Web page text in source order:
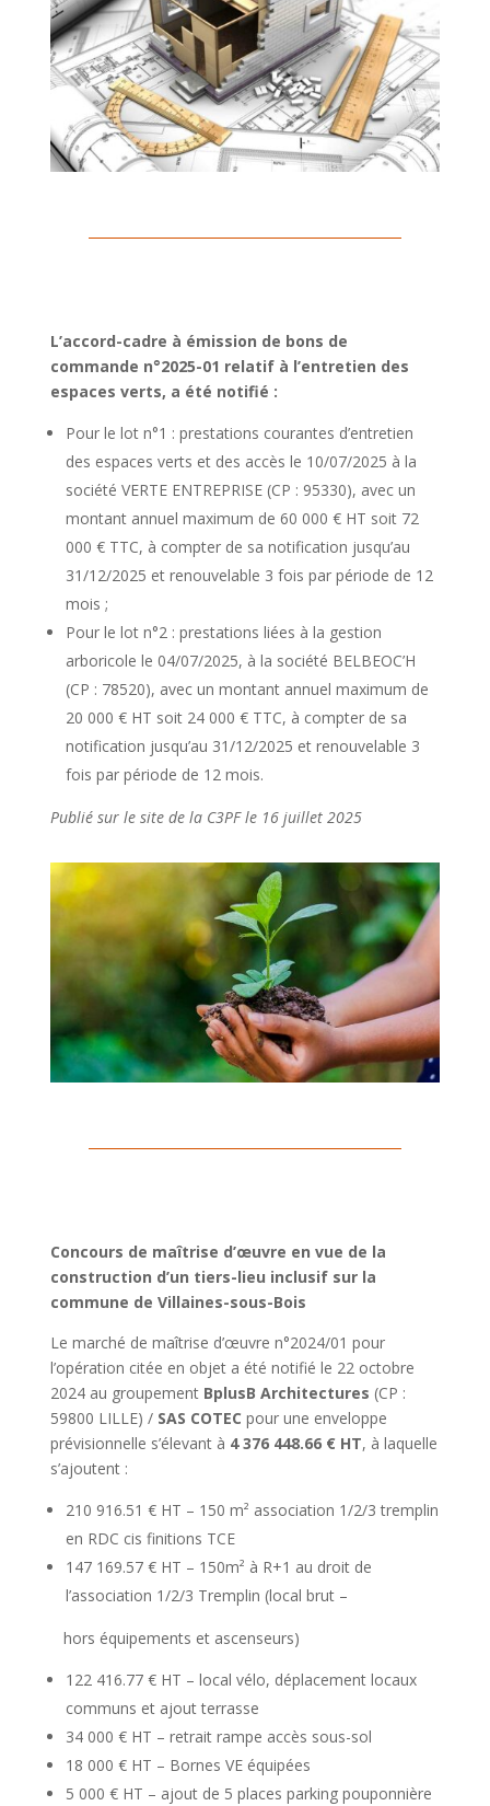
L’accord-cadre à émission de bons de
commande n°2025-01 relatif à l’entretien des
espaces verts, a été notifié :
Pour le lot n°1 : prestations courantes d’entretien
des espaces verts et des accès le 10/07/2025 à la
société VERTE ENTREPRISE (CP : 95330), avec un
montant annuel maximum de 60 000 € HT soit 72
000 € TTC, à compter de sa notification jusqu’au
31/12/2025 et renouvelable 3 fois par période de 12
mois ;
Pour le lot n°2 : prestations liées à la gestion
arboricole le 04/07/2025, à la société BELBEOC’H
(CP : 78520), avec un montant annuel maximum de
20 000 € HT soit 24 000 € TTC, à compter de sa
notification jusqu’au 31/12/2025 et renouvelable 3
fois par période de 12 mois.
Publié sur le site de la C3PF le 16 juillet 2025
Concours de maîtrise d’œuvre en vue de la
construction d’un tiers-lieu inclusif sur la
commune de Villaines-sous-Bois
Le marché de maîtrise d’œuvre n°2024/01 pour
l’opération citée en objet a été notifié le 22 octobre
2024 au groupement BplusB Architectures (CP :
59800 LILLE) / SAS COTEC pour une enveloppe
prévisionnelle s’élevant à 4 376 448.66 € HT, à laquelle
s’ajoutent :
210 916.51 € HT – 150 m² association 1/2/3 tremplin
en RDC cis finitions TCE
147 169.57 € HT – 150m² à R+1 au droit de
l’association 1/2/3 Tremplin (local brut –
hors équipements et ascenseurs)
122 416.77 € HT – local vélo, déplacement locaux
communs et ajout terrasse
34 000 € HT – retrait rampe accès sous-sol
18 000 € HT – Bornes VE équipées
5 000 € HT – ajout de 5 places parking pouponnière